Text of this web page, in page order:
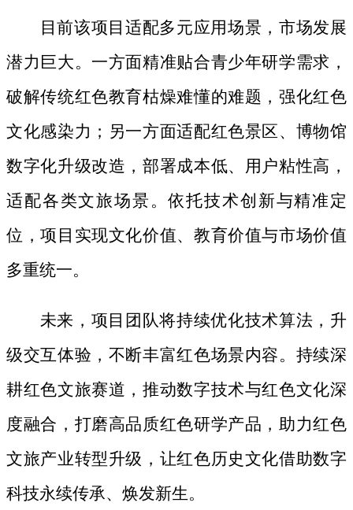
目前该项目适配多元应用场景，市场发展
潜力巨大。一方面精准贴合青少年研学需求，
破解传统红色教育枯燥难懂的难题，强化红色
文化感染力；另一方面适配红色景区、博物馆
数字化升级改造，部署成本低、用户粘性高，
适配各类文旅场景。依托技术创新与精准定
位，项目实现文化价值、教育价值与市场价值
多重统一。
未来，项目团队将持续优化技术算法，升
级交互体验，不断丰富红色场景内容。持续深
耕红色文旅赛道，推动数字技术与红色文化深
度融合，打磨高品质红色研学产品，助力红色
文旅产业转型升级，让红色历史文化借助数字
科技永续传承、焕发新生。